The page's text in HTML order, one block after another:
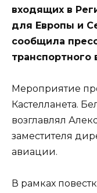
входящих в
для Европы и
сообщила
транспортного
Мероприятие
Кастелланета.
возглавлял
заместителя
авиации.
В рамках